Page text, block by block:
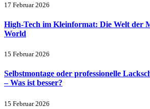
17 Februar 2026
High-Tech im Kleinformat: Die Welt der
World
15 Februar 2026
Selbstmontage oder professionelle
– Was ist besser?
15 Februar 2026